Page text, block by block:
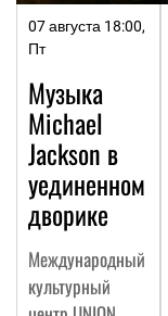
07 августа 18:00,
Пт
Музыка
Michael
Jackson в
уединенном
дворике
Международный
культурный